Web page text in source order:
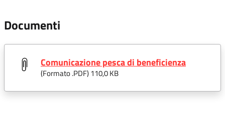
Documenti
Comunicazione pesca di beneficienza
(Formato .PDF) 110,0 KB